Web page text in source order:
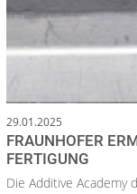
29.01.2025
FRAUNHOFER
FERTIGUNG
Die Additive Academy